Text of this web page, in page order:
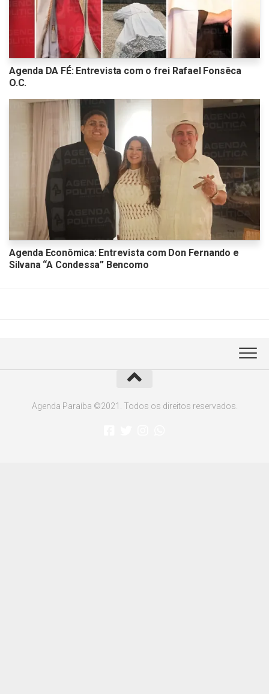
Agenda DA FÉ: Entrevista com o frei Rafael Fonsêca
O.C.
Agenda Econômica: Entrevista com Don Fernando e
Silvana “A Condessa” Bencomo
Agenda Paraíba ©2021. Todos os direitos reservados.